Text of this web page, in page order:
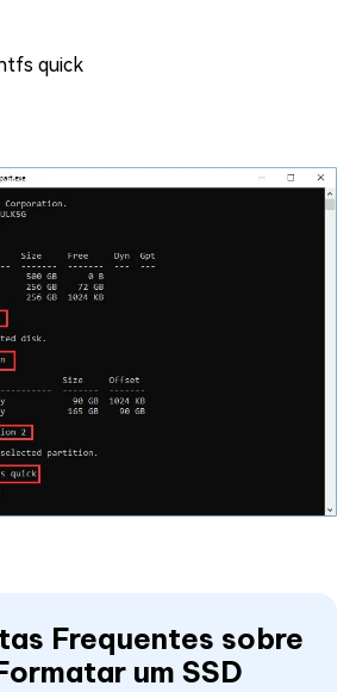
quick
Frequentes sobre
um SSD